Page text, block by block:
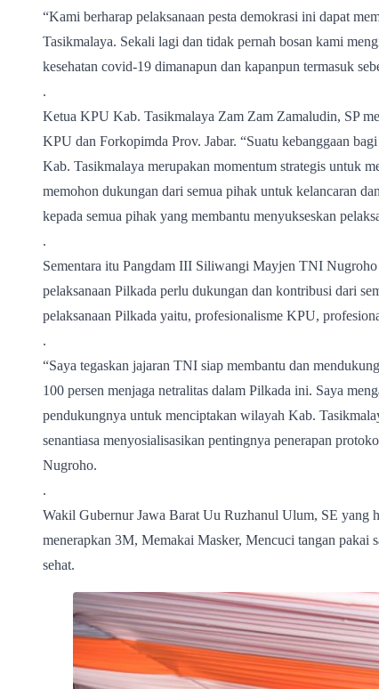
“Kami berharap pelaksanaan pesta demokrasi ini dapat
Tasikmalaya. Sekali lagi dan tidak pernah bosan kami
kesehatan covid-19 dimanapun dan kapanpun termasuk
.
Ketua KPU Kab. Tasikmalaya Zam Zam Zamaludin, SP
KPU dan Forkopimda Prov. Jabar. “Suatu kebanggaan
Kab. Tasikmalaya merupakan momentum strategis untuk
memohon dukungan dari semua pihak untuk kelancaran
kepada semua pihak yang membantu menyukseskan
.
Sementara itu Pangdam III Siliwangi Mayjen TNI
pelaksanaan Pilkada perlu dukungan dan kontribusi dari
pelaksanaan Pilkada yaitu, profesionalisme KPU,
.
“Saya tegaskan jajaran TNI siap membantu dan
100 persen menjaga netralitas dalam Pilkada ini. Saya
pendukungnya untuk menciptakan wilayah Kab.
senantiasa menyosialisasikan pentingnya penerapan
Nugroho.
.
Wakil Gubernur Jawa Barat Uu Ruzhanul Ulum, SE yang
menerapkan 3M, Memakai Masker, Mencuci tangan pakai
sehat.